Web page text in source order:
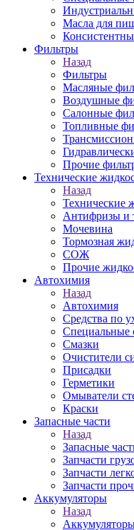
Масла для
Фильтры
Назад
Фильтры
Масляные
Воздушные
Салонные
Топливные
Прочие
Технические
Назад
Технические
Антифризы и
Мочевина
Тормозная
СОЖ
Прочие
Автохимия
Назад
Автохимия
Средства по
Специальные
Смазки
Очистители
Присадки
Герметики
Омыватели
Краски
Запасные части
Назад
Запасные
Запчасти
Запчасти
Запчасти
Аккумуляторы
Назад